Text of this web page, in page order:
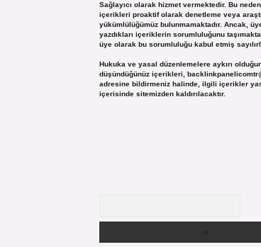
Sağlayıcı olarak hizmet vermektedir. Bu
içerikleri proaktif olarak denetleme veya
yükümlülüğümüz bulunmamaktadır. Ancak,
yazdıkları içeriklerin sorumluluğunu
üye olarak bu sorumluluğu kabul etmiş
Hukuka ve yasal düzenlemelere aykırı
düşündüğünüz içerikleri,
adresine bildirmeniz halinde, ilgili içerikler
içerisinde sitemizden kaldırılacaktır.